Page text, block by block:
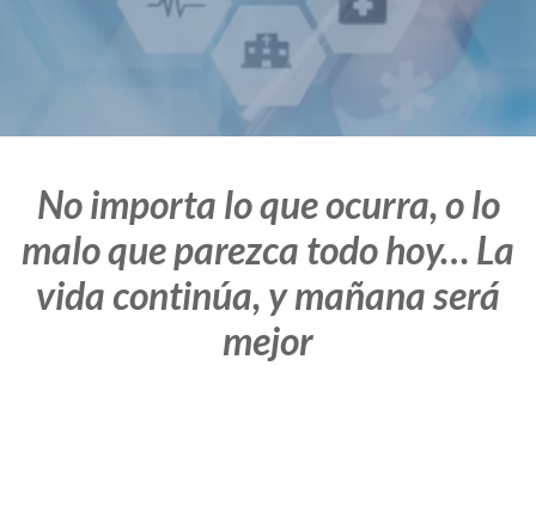
No importa lo que ocurra, o lo
malo que parezca todo hoy… La
vida continúa, y mañana será
mejor